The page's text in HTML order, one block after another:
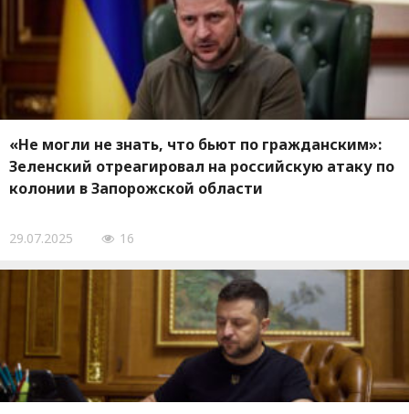
«Не могли не знать, что бьют по гражданским»:
Зеленский отреагировал на российскую атаку по
колонии в Запорожской области
29.07.2025 16